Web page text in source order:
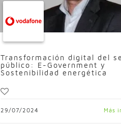
Transformación digital del
público: E-Government y
Sostenibilidad energética
29/07/2024 Más